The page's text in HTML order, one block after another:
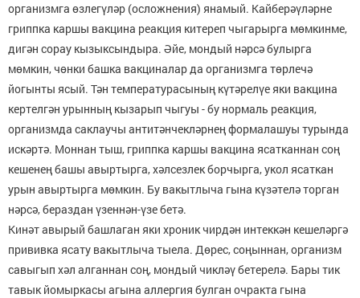
организмга өзлегүләр (осложнения) янамый. Кайберәүләрне
гриппка каршы вакцина реакция китереп чыгарырга мөмкинме,
дигән сорау кызыксындыра. Әйе, мондый нәрсә булырга
мөмкин, чөнки башка вакциналар да организмга төрлечә
йогынты ясый. Тән температурасының күтәрелүе яки вакцина
кертелгән урынның кызарып чыгуы - бу нормаль реакция,
организмда саклаучы антитәнчекләрнең формалашуы турында
искәртә. Моннан тыш, гриппка каршы вакцина ясатканнан соң
кешенең башы авыртырга, хәлсезлек борчырга, укол ясаткан
урын авыртырга мөмкин. Бу вакытлыча гына күзәтелә торган
нәрсә, бераздан үзеннән-үзе бетә.
Кинәт авырый башлаган яки хроник чирдән интеккән кешеләргә
прививка ясату вакытлыча тыела. Дөрес, соңыннан, организм
савыгып хәл алганнан соң, мондый чикләү бетерелә. Бары тик
тавык йомыркасы агына аллергия булган очракта гына